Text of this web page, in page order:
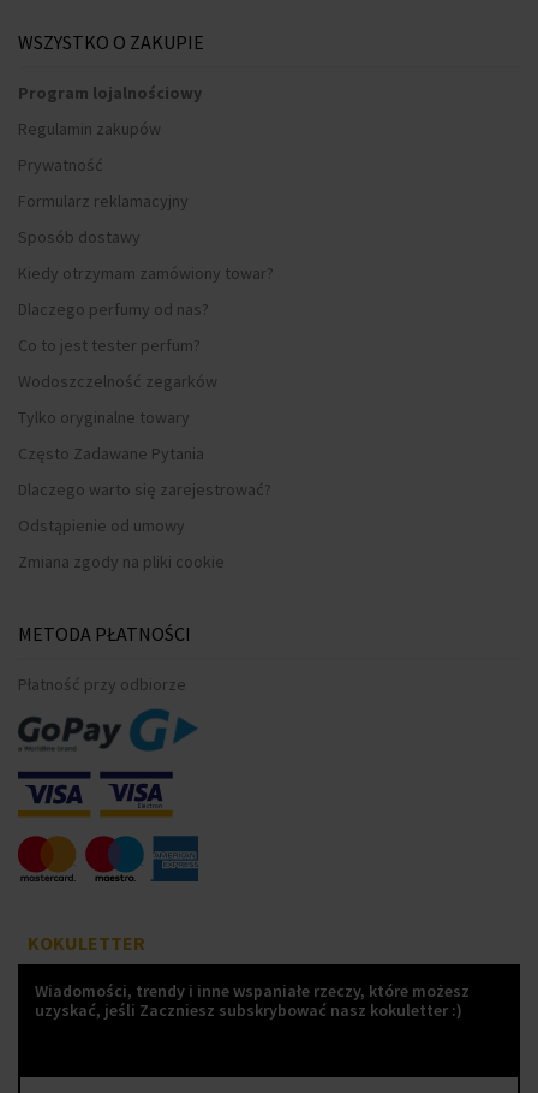
WSZYSTKO O ZAKUPIE
Program lojalnościowy
Regulamin zakupów
Prywatność
Formularz reklamacyjny
Sposób dostawy
Kiedy otrzymam zamówiony towar?
Dlaczego perfumy od nas?
Co to jest tester perfum?
Wodoszczelność zegarków
Tylko oryginalne towary
Często Zadawane Pytania
Dlaczego warto się zarejestrować?
Odstąpienie od umowy
Zmiana zgody na pliki cookie
METODA PŁATNOŚCI
Płatność przy odbiorze
KOKULETTER
Wiadomości, trendy i inne wspaniałe rzeczy, które możesz
uzyskać, jeśli Zaczniesz subskrybować nasz kokuletter :)